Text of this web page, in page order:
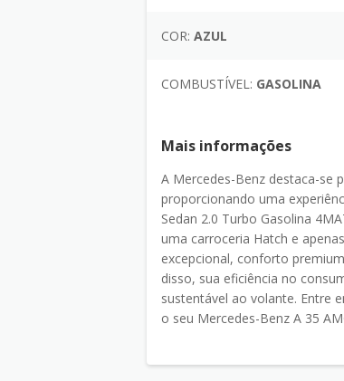
COR: AZUL
COMBUSTÍVEL: GASOLINA
Mais informações
A Mercedes-Benz destaca-se
proporcionando uma
Sedan 2.0 Turbo Gasolina
uma carroceria Hatch e
excepcional, conforto
disso, sua eficiência no
sustentável ao volante. Entre
o seu Mercedes-Benz A 35